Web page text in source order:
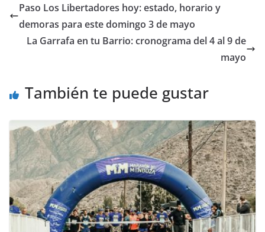
Paso Los Libertadores hoy: estado, horario y
demoras para este domingo 3 de mayo
La Garrafa en tu Barrio: cronograma del 4 al 9 de
mayo
También te puede gustar